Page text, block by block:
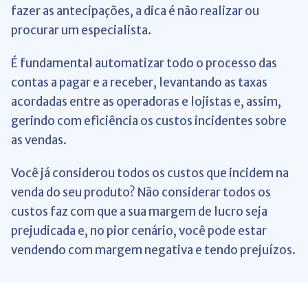
fazer as antecipações, a dica é não realizar ou
procurar um especialista.
É fundamental automatizar todo o processo das
contas a pagar e a receber, levantando as taxas
acordadas entre as operadoras e lojistas e, assim,
gerindo com eficiência os custos incidentes sobre
as vendas.
Você já considerou todos os custos que incidem na
venda do seu produto? Não considerar todos os
custos faz com que a sua margem de lucro seja
prejudicada e, no pior cenário, você pode estar
vendendo com margem negativa e tendo prejuízos.